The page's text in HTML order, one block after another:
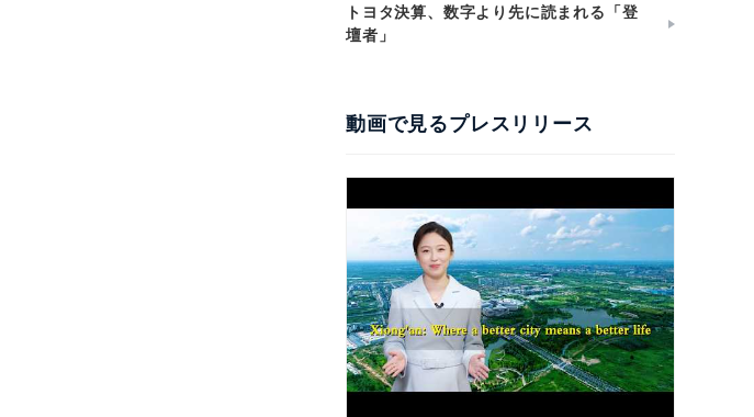
トヨタ決算、数字より先に読まれる「登
壇者」
動画で見るプレスリリース